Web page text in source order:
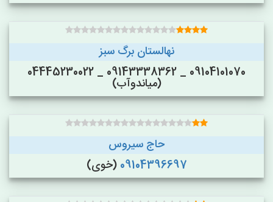
نهالستان برگ سبز
09104101070 _ 09143338362 _ 04445230022
(میاندوآب)
حاج سیروس
09104396697 (خوی)